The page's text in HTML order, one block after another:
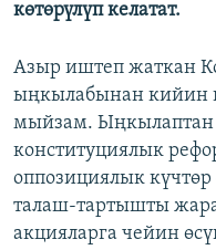
көтөрүлүп келатат.
Азыр иштеп жаткан
ыңкылабынан кийин
мыйзам. Ыңкылаптан
конституциялык
оппозициялык күчтөр
талаш-тартышты
акцияларга чейин